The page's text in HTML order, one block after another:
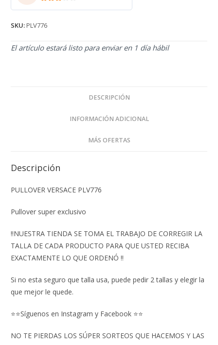
SKU:PLV776
El artículo estará listo para enviar en 1 día hábil
DESCRIPCIÓN
INFORMACIÓN ADICIONAL
MÁS OFERTAS
Descripción
PULLOVER VERSACE PLV776
Pullover super exclusivo
‼️NUESTRA TIENDA SE TOMA EL TRABAJO DE CORREGIR LA
TALLA DE CADA PRODUCTO PARA QUE USTED RECIBA
EXACTAMENTE LO QUE ORDENÓ ‼️
Si no esta seguro que talla usa, puede pedir 2 tallas y elegir la
que mejor le quede.
⭐⭐Síguenos en Instagram y Facebook ⭐⭐
NO TE PIERDAS LOS SÚPER SORTEOS QUE HACEMOS Y LAS